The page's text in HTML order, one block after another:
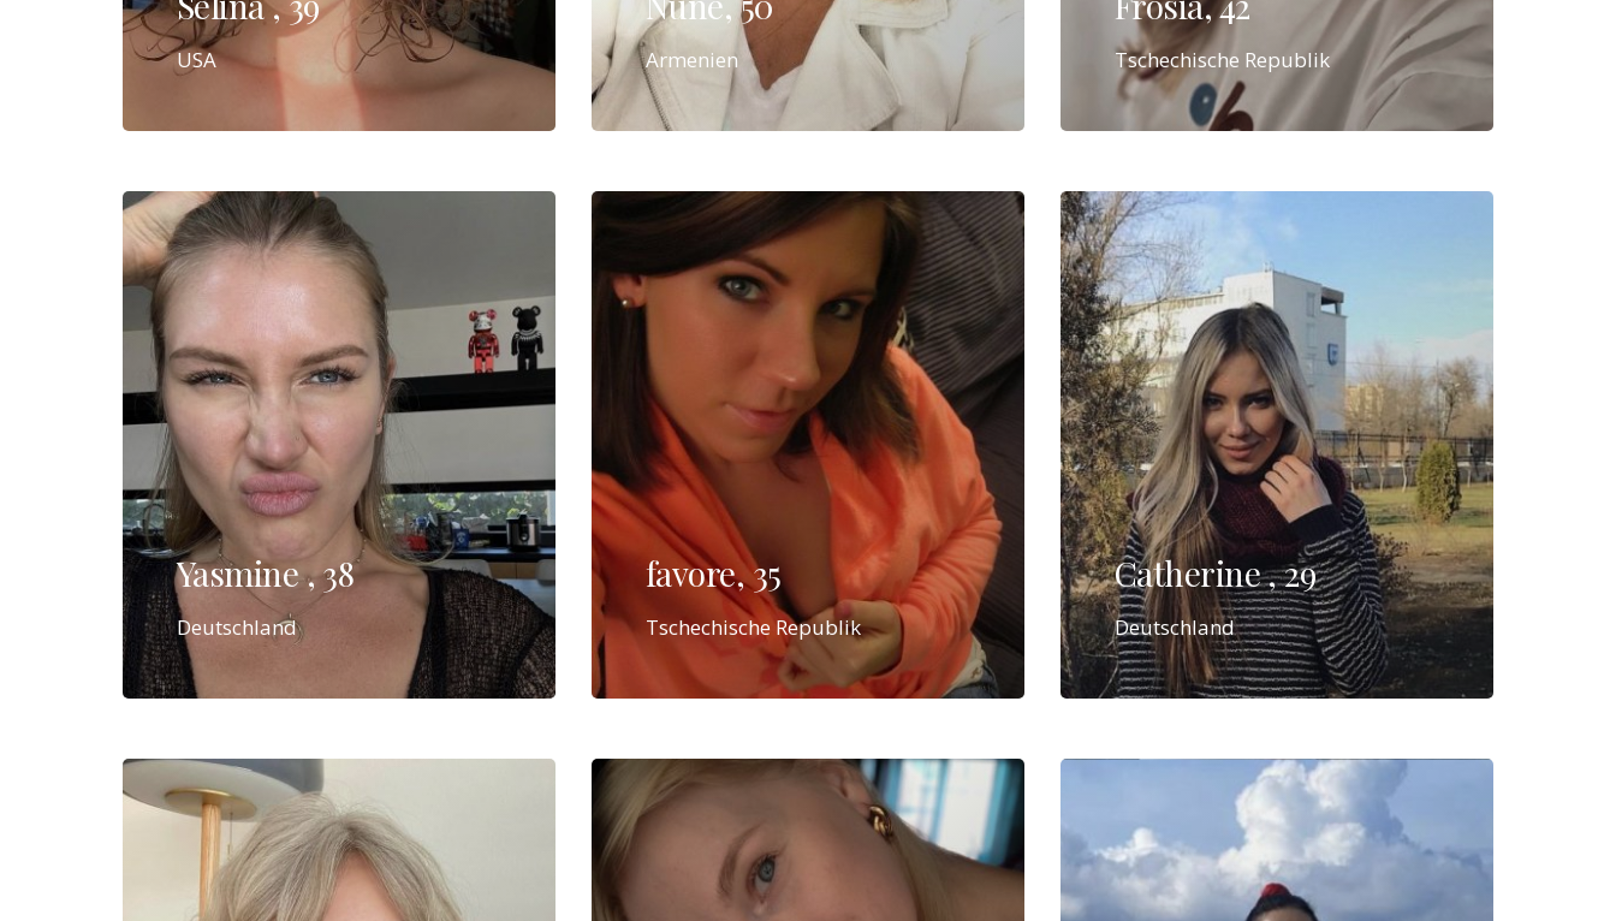
USA Armenien Tschechische Republik
Yasmine , 38
Deutschland
favore, 35
Tschechische Republik
Catherine , 29
Deutschland